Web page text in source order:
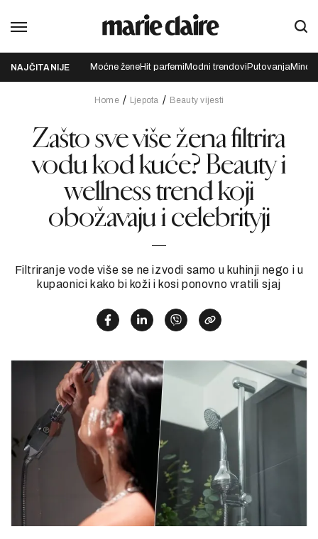
NAJČITANIJE Moćne ženeHit parfemi Modni trendovi Putovanja
Home Ljepota Beauty vijesti
Zašto sve više žena filtrira
vodu kod kuće? Beauty i
wellness trend koji
obožavaju i celebrityji
Filtriranje vode više se ne izvodi samo u kuhinji nego i u
kupaonici kako bi koži i kosi ponovno vratili sjaj